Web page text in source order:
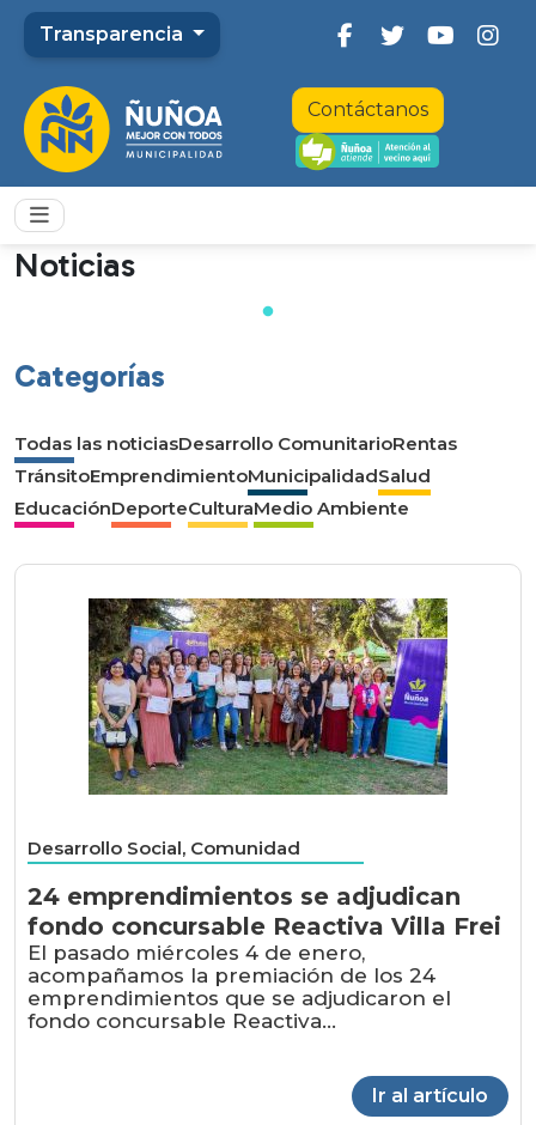
Transparencia
Contáctanos
Noticias
Desarrollo Social, Comunidad
24 emprendimientos se adjudican
fondo concursable Reactiva Villa Frei
El pasado miércoles 4 de enero,
acompañamos la premiación de los 24
emprendimientos que se adjudicaron el
fondo concursable Reactiva...
Ir al artículo
Categorías
Todas las noticiasDesarrollo ComunitarioRentas
TránsitoEmprendimientoMunicipalidadSalud
EducaciónDeporteCulturaMedio Ambiente